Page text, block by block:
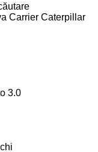
Carrier Caterpillar
3.0